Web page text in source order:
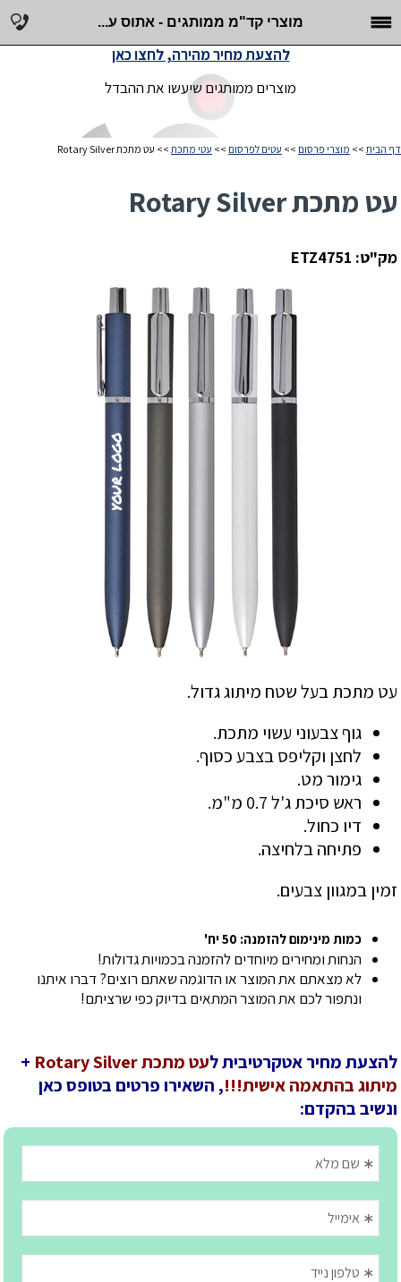
מוצרי קד"מ ממותגים - אתוס ע...
מוצרים ממותגים שיעשו את ההבדל
להצעת מחיר מהירה, לחצו כאן
דף הבית >> מוצרי פרסום >> עטים לפרסום >> עטי מתכת >> עט מתכת Rotary Silver
עט מתכת Rotary Silver
מק"ט: ETZ4751
עט מתכת בעל שטח מיתוג גדול.
גוף צבעוני עשוי מתכת.
לחצן וקליפס בצבע כסוף.
גימור מט.
ראש סיכת ג'ל 0.7 מ"מ.
דיו כחול.
פתיחה בלחיצה.
זמין במגוון צבעים.
כמות מינימום להזמנה: 50 יח'
הנחות ומחירים מיוחדים להזמנה בכמויות גדולות!
לא מצאתם את המוצר או הדוגמה שאתם רוצים? דברו איתנו
ונתפור לכם את המוצר המתאים בדיוק כפי שרציתם!
להצעת מחיר אטקרטיבית לעט מתכת Rotary Silver
+
מיתוג בהתאמה אישית!!!, השאירו פרטים בטופס כאן
ונשיב בהקדם: